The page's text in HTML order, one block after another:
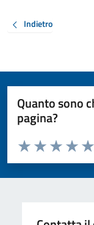
Indietro
Quanto sono
pagina?
Valuta da 1 a 5 stelle
Valuta
Valuta 3
Valuta 2 stelle
Valuta 1 stelle su